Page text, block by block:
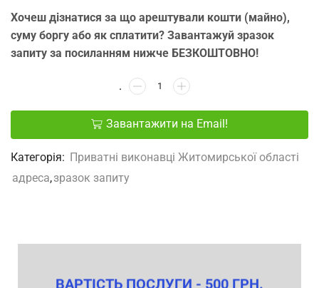
Хочеш дізнатися за що арештували кошти (майно),
суму боргу або як сплатити? Завантажуй зразок
запиту за посиланням нижче БЕЗКОШТОВНО!
Завантажити на Email!
Категорія: Приватні виконавці Житомирської області
адреса,зразок запиту
ВАРТІСТЬ ПОСЛУГИ - 500 ГРН.